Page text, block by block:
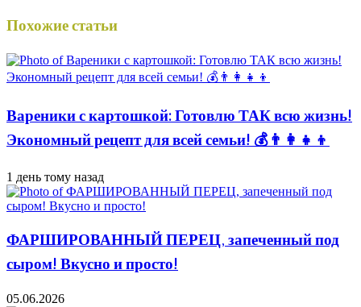
Похожие статьи
Вареники с картошкой: Готовлю ТАК всю жизнь!
Экономный рецепт для всей семьи! 💰👨👩👧👦
1 день тому назад
ФАРШИРОВАННЫЙ ПЕРЕЦ, запеченный под
сыром! Вкусно и просто!
05.06.2026